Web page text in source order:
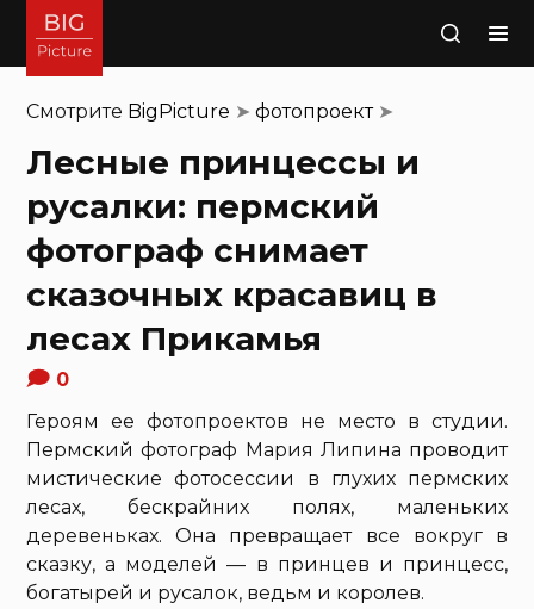
Поиск
Смотрите BigPicture ➤фотопроект➤
Лесные принцессы и
русалки: пермский
фотограф снимает
сказочных красавиц в
лесах Прикамья
0
Героям ее фотопроектов не место в студии.
Пермский фотограф Мария Липина проводит
мистические фотосессии в глухих пермских
лесах, бескрайних полях, маленьких
деревеньках. Она превращает все вокруг в
сказку, а моделей — в принцев и принцесс,
богатырей и русалок, ведьм и королев.